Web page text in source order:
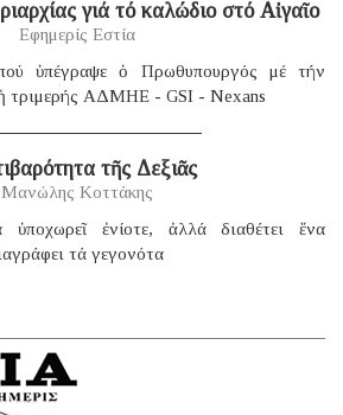
γιά τό καλώδιο στό Αἰγαῖο
Εφημερίς Εστία
ὑπέγραψε ὁ Πρωθυπουργός μέ τήν
τριμερής ΑΔΜΗΕ - GSI - Nexans
τῆς Δεξιᾶς
Μανώλης Κοττάκης
ἐνίοτε, ἀλλά διαθέτει ἕνα
τά γεγονότα